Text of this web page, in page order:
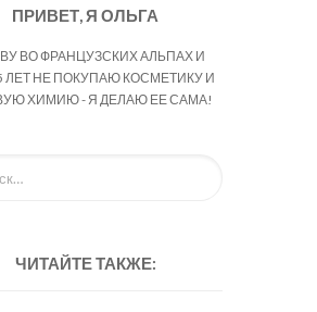
ПРИВЕТ, Я ОЛЬГА
ВО ФРАНЦУЗСКИХ АЛЬПАХ И
ЛЕТ НЕ ПОКУПАЮ КОСМЕТИКУ И
ХИМИЮ - Я ДЕЛАЮ ЕЕ САМА!
ЧИТАЙТЕ ТАКЖЕ: